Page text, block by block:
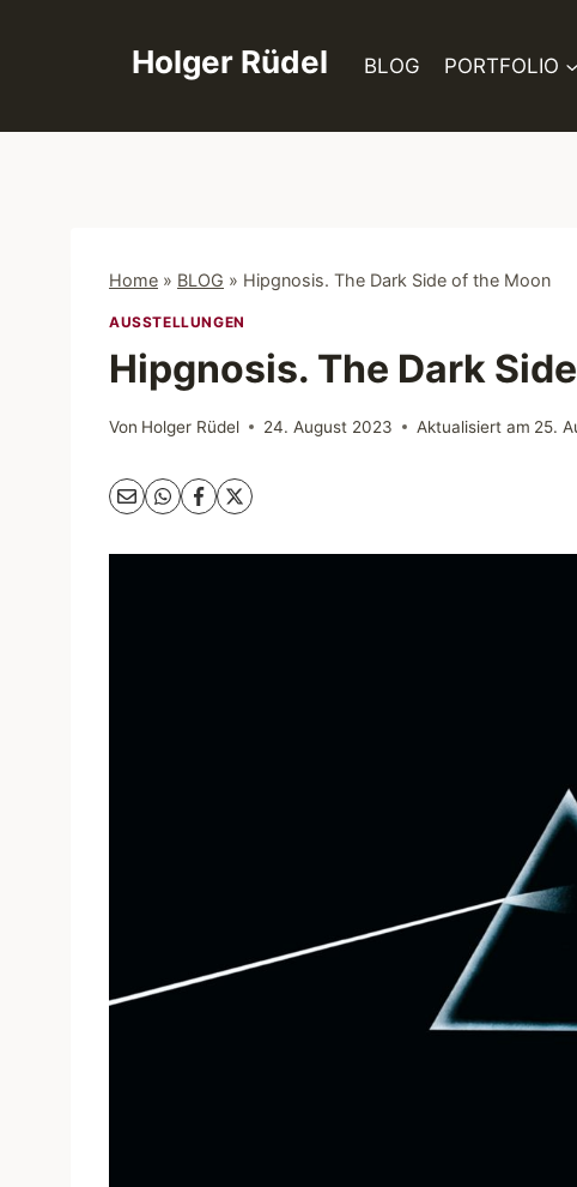
Holger Rüdel BLOG PORTFOLIO
Home » BLOG » Hipgnosis. The Dark Side of the Moon
AUSSTELLUNGEN
Hipgnosis. The Dark
Von Holger Rüdel 24. August 2023 Aktualisiert am 25.